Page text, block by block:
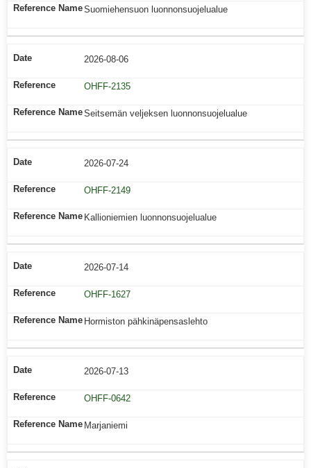
Suomiehensuon luonnonsuojelualue
2026-08-06
OHFF-2135
Seitsemän veljeksen luonnonsuojelualue
2026-07-24
OHFF-2149
Kallioniemien luonnonsuojelualue
2026-07-14
OHFF-1627
Hormiston pähkinäpensaslehto
2026-07-13
OHFF-0642
Marjaniemi